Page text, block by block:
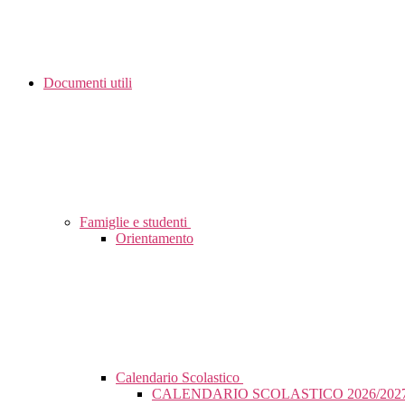
Documenti utili
Famiglie e studenti
Orientamento
Calendario Scolastico
CALENDARIO SCOLASTICO 2026/